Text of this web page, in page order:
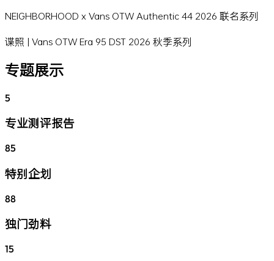
NEIGHBORHOOD x Vans OTW Authentic 44 2026 联名系列
谍照 | Vans OTW Era 95 DST 2026 秋季系列
专题展示
5
专业测评报告
85
特别企划
88
独门劲料
15